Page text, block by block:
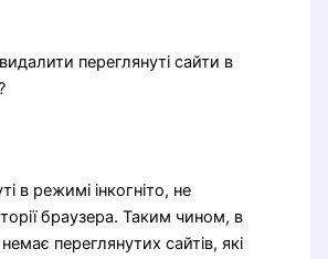
переглянуті сайти в
в режимі інкогніто, не
браузера. Таким чином, в
переглянутих сайтів, які